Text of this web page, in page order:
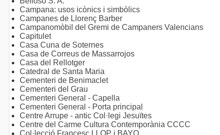
Campana: usos icònics i simbòlics
Campanes de Llorenç Barber
Campanomòbil del Gremi de Campaners Valencians
Capitulet
Casa Cuna de Soternes
Casa de Correus de Massarrojos
Casa del Rellotger
Catedral de Santa Maria
Cementeri de Benimaclet
Cementeri del Grau
Cementeri General - Capella
Cementeri General - Porta principal
Centre Arrupe - antic Col·legi Jesuïtes
Centre del Carme Cultura Contemporània CCCC
Col·lecció Francesc LLOP i BAYO